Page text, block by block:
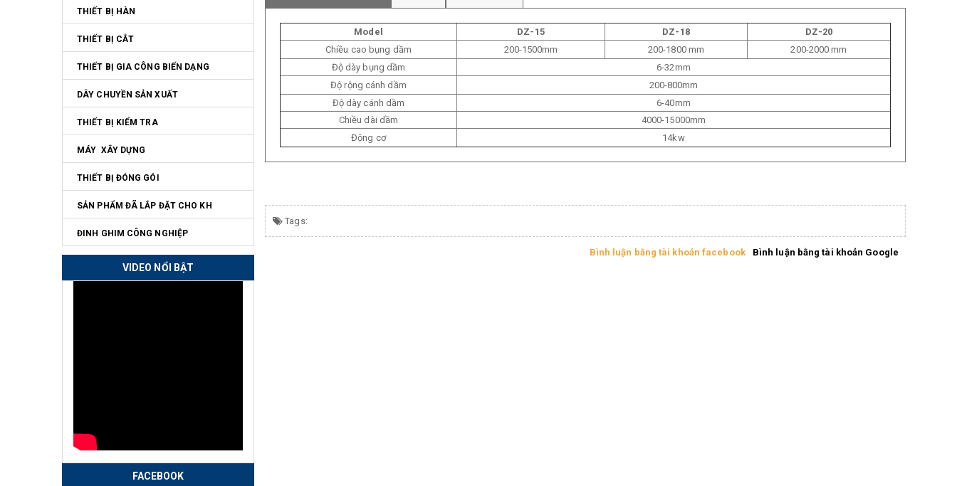
THIẾT BỊ HÀN
THIẾT BỊ CẮT
THIẾT BỊ GIA CÔNG BIẾN DẠNG
DÂY CHUYỀN SẢN XUẤT
THIẾT BỊ KIỂM TRA
MÁY  XÂY DỰNG
THIẾT BỊ ĐÓNG GÓI
SẢN PHẨM ĐÃ LẮP ĐẶT CHO KH
ĐINH GHIM CÔNG NGHIỆP
VIDEO NỔI BẬT
FACEBOOK
Model DZ-15 DZ-18
DZ-20
Chiều cao bụng dầm
200-1500mm 200-1800 mm
200-2000 mm
Độ dày bụng dầm
6-32mm
Độ rộng cánh dầm
200-800mm
Độ dày cánh dầm
6-40mm
Chiều dài dầm
4000-15000mm
Động cơ
14kw
Tags:
Bình luận bằng tài khoản facebook Bình luận bằng tài khoản Google